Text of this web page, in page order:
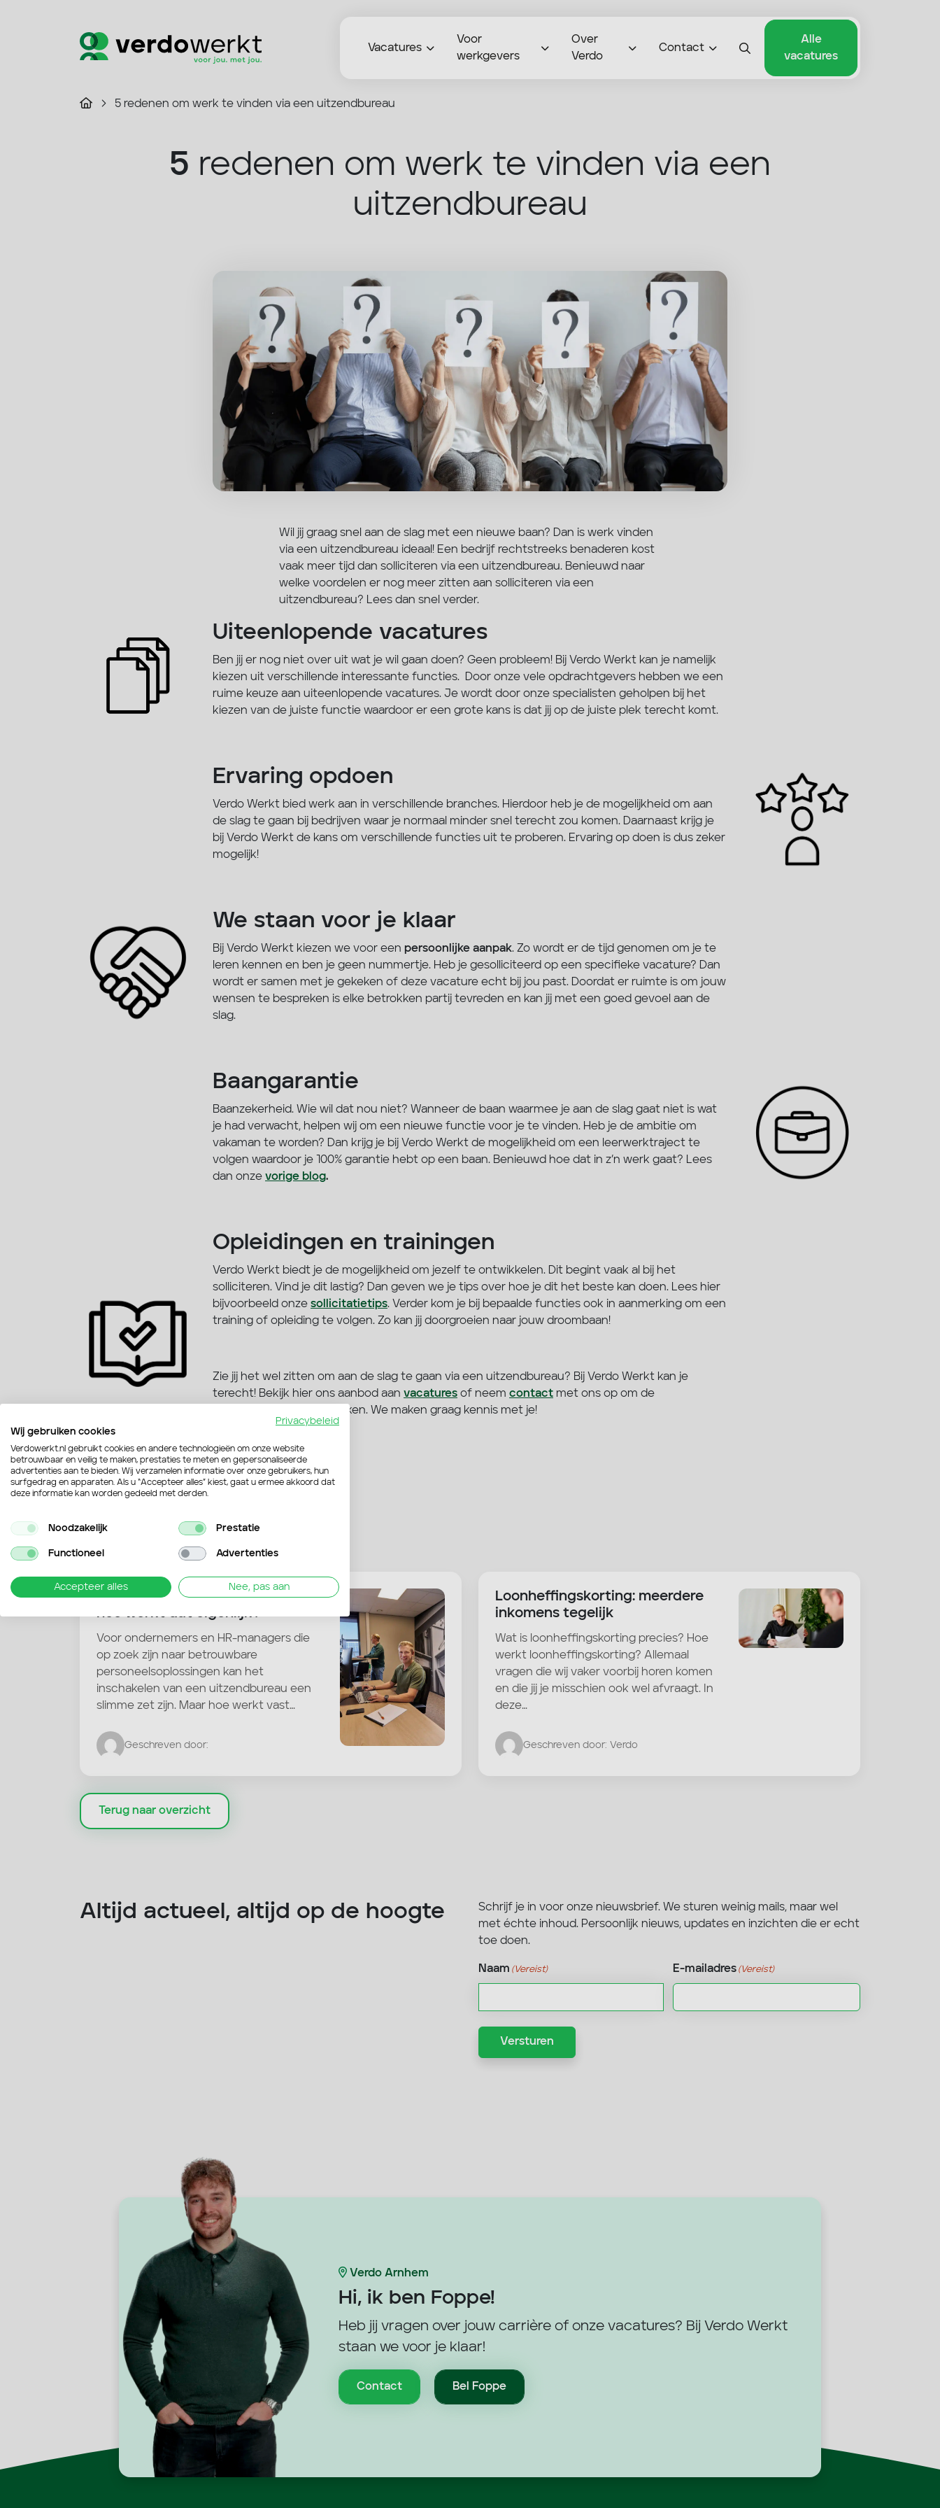
Vacatures
Voor
werkgevers
Over
Verdo
Contact
Alle
vacatures
5 redenen om werk te vinden via een uitzendbureau
5 redenen om werk te vinden via een
uitzendbureau
Wil jij graag snel aan de slag met een nieuwe baan? Dan is werk vinden
via een uitzendbureau ideaal! Een bedrijf rechtstreeks benaderen kost
vaak meer tijd dan solliciteren via een uitzendbureau. Benieuwd naar
welke voordelen er nog meer zitten aan solliciteren via een
uitzendbureau? Lees dan snel verder.
Uiteenlopende vacatures
Ben jij er nog niet over uit wat je wil gaan doen? Geen probleem! Bij Verdo Werkt kan je namelijk
kiezen uit verschillende interessante functies. Door onze vele opdrachtgevers hebben we een
ruime keuze aan uiteenlopende vacatures. Je wordt door onze specialisten geholpen bij het
kiezen van de juiste functie waardoor er een grote kans is dat jij op de juiste plek terecht komt.
Ervaring opdoen
Verdo Werkt bied werk aan in verschillende branches. Hierdoor heb je de mogelijkheid om aan
de slag te gaan bij bedrijven waar je normaal minder snel terecht zou komen. Daarnaast krijg je
bij Verdo Werkt de kans om verschillende functies uit te proberen. Ervaring op doen is dus zeker
mogelijk!
We staan voor je klaar
Bij Verdo Werkt kiezen we voor een persoonlijke aanpak. Zo wordt er de tijd genomen om je te
leren kennen en ben je geen nummertje. Heb je gesolliciteerd op een specifieke vacature? Dan
wordt er samen met je gekeken of deze vacature echt bij jou past. Doordat er ruimte is om jouw
wensen te bespreken is elke betrokken partij tevreden en kan jij met een goed gevoel aan de
slag.
Baangarantie
Baanzekerheid. Wie wil dat nou niet? Wanneer de baan waarmee je aan de slag gaat niet is wat
je had verwacht, helpen wij om een nieuwe functie voor je te vinden. Heb je de ambitie om
vakaman te worden? Dan krijg je bij Verdo Werkt de mogelijkheid om een leerwerktraject te
volgen waardoor je 100% garantie hebt op een baan. Benieuwd hoe dat in z’n werk gaat? Lees
dan onze vorige blog.
Opleidingen en trainingen
Verdo Werkt biedt je de mogelijkheid om jezelf te ontwikkelen. Dit begint vaak al bij het
solliciteren. Vind je dit lastig? Dan geven we je tips over hoe je dit het beste kan doen. Lees hier
bijvoorbeeld onze sollicitatietips. Verder kom je bij bepaalde functies ook in aanmerking om een
training of opleiding te volgen. Zo kan jij doorgroeien naar jouw droombaan!
Zie jij het wel zitten om aan de slag te gaan via een uitzendbureau? Bij Verdo Werkt kan je
terecht! Bekijk hier ons aanbod aan vacatures of neem contact met ons op om de
mogelijkheden te bespreken. We maken graag kennis met je!
Ook interessant!
Vast werk via een uitzendbureau:
hoe werkt dat eigenlijk?
Voor ondernemers en HR-managers die
op zoek zijn naar betrouwbare
personeelsoplossingen kan het
inschakelen van een uitzendbureau een
slimme zet zijn. Maar hoe werkt vast…
Geschreven door:
Loonheffingskorting: meerdere
inkomens tegelijk
Wat is loonheffingskorting precies? Hoe
werkt loonheffingskorting? Allemaal
vragen die wij vaker voorbij horen komen
en die jij je misschien ook wel afvraagt. In
deze…
Geschreven door: Verdo
Terug naar overzicht
Altijd actueel, altijd op de hoogte
Schrijf je in voor onze nieuwsbrief. We sturen weinig mails, maar wel
met échte inhoud. Persoonlijk nieuws, updates en inzichten die er echt
toe doen.
Naam (Vereist) E-mailadres (Vereist)
Versturen
Verdo Arnhem
Hi, ik ben Foppe!
Heb jij vragen over jouw carrière of onze vacatures? Bij Verdo Werkt
staan we voor je klaar!
Contact Bel Foppe
Privacybeleid
Wij gebruiken cookies
Verdowerkt.nl gebruikt cookies en andere technologieën om onze website
betrouwbaar en veilig te maken, prestaties te meten en gepersonaliseerde
advertenties aan te bieden. Wij verzamelen informatie over onze gebruikers, hun
surfgedrag en apparaten. Als u “Accepteer alles” kiest, gaat u ermee akkoord dat
deze informatie kan worden gedeeld met derden.
Noodzakelijk Prestatie
Functioneel Advertenties
Accepteer alles Nee, pas aan